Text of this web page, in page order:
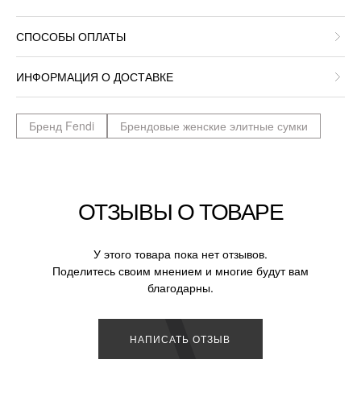
СПОСОБЫ ОПЛАТЫ
ИНФОРМАЦИЯ О ДОСТАВКЕ
Бренд Fendi Брендовые женские элитные сумки
ОТЗЫВЫ О ТОВАРЕ
У этого товара пока нет отзывов.
Поделитесь своим мнением и многие будут вам
благодарны.
НАПИСАТЬ ОТЗЫВ